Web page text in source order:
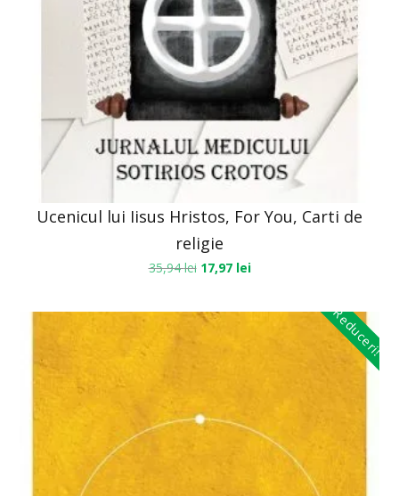
Ucenicul lui Iisus Hristos, For You, Carti de
religie
35,94lei 17,97 lei
Reduceri!